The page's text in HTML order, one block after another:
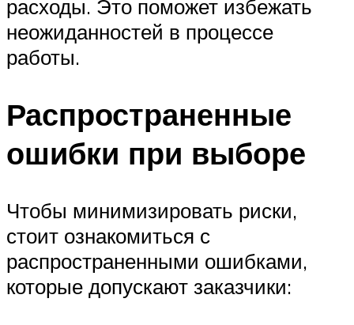
расходы. Это поможет избежать
неожиданностей в процессе
работы.
Распространенные
ошибки при выборе
Чтобы минимизировать риски,
стоит ознакомиться с
распространенными ошибками,
которые допускают заказчики: